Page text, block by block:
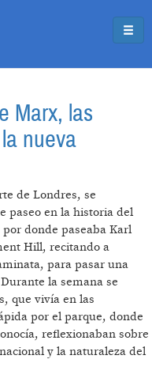
Marx, las
nueva
de Londres, se
paseo en la historia del
donde paseaba Karl
Hill, recitando a
para pasar una
la semana se
que vivía en las
por el parque, donde
reflexionaban sobre
y la naturaleza del